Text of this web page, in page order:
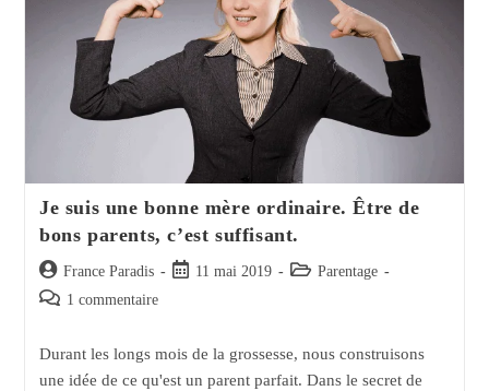
Je suis une bonne mère ordinaire. Être de
bons parents, c’est suffisant.
Auteur/autrice
de
France Paradis
Post11 mai 2019
Post Parentage
Post 1 commentaire
Durant les longs mois de la grossesse, nous construisons
une idée de ce qu'est un parent parfait. Dans le secret de